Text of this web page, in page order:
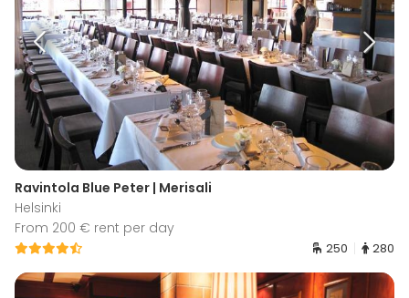
Ravintola Blue Peter | Merisali
Helsinki
From 200 € rent per day
250 280